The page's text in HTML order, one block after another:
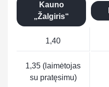
Kauno
„Žalgiris“
1,40
1,35 (laimėtojas
su pratęsimu)